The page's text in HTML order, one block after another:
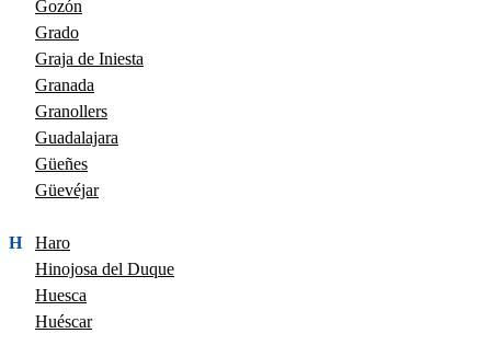
Gozón
Grado
Graja de Iniesta
Granada
Granollers
Guadalajara
Güeñes
Güevéjar
H
Haro
Hinojosa del Duque
Huesca
Huéscar